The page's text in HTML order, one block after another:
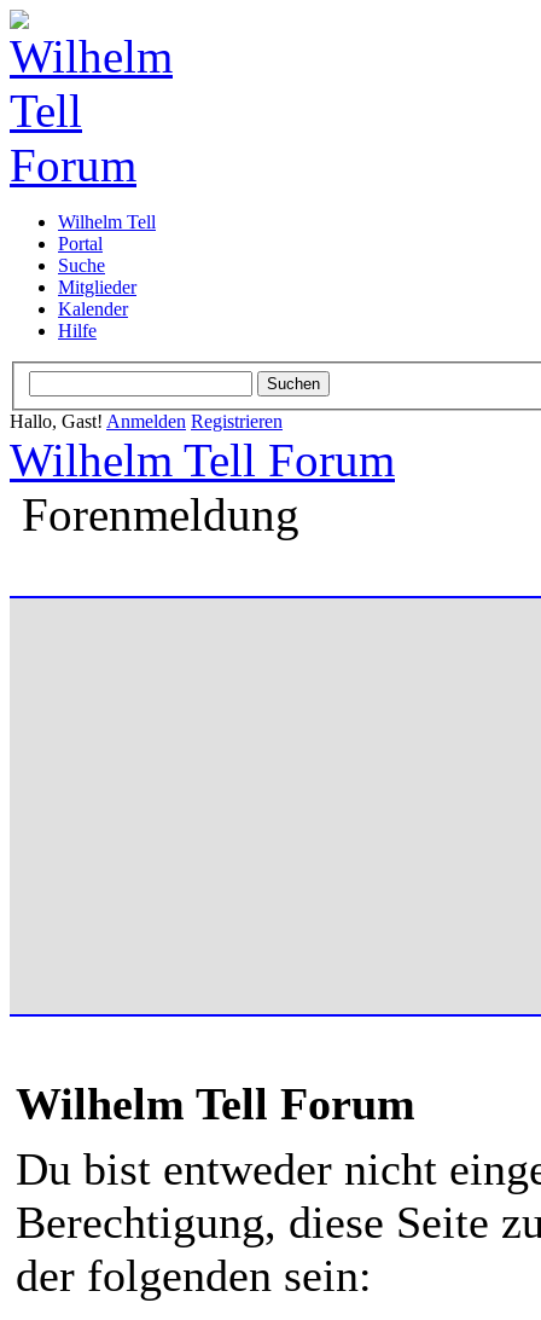
Wilhelm Tell
Portal
Suche
Mitglieder
Kalender
Hilfe
Hallo, Gast! Anmelden Registrieren
Wilhelm Tell Forum
Forenmeldung
Wilhelm Tell Forum
Du bist entweder nicht
Berechtigung, diese Seite
der folgenden sein: